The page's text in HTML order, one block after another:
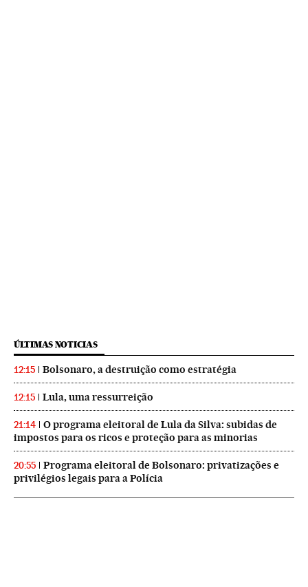
ÚLTIMAS NOTICIAS
12:15 Bolsonaro, a destruição como estratégia
12:15 Lula, uma ressurreição
21:14
O programa eleitoral de Lula da Silva: subidas de
impostos para os ricos e proteção para as minorias
20:55
Programa eleitoral de Bolsonaro: privatizações e
privilégios legais para a Polícia